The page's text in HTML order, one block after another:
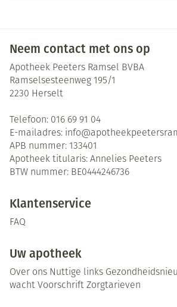
Neem contact met ons op
Apotheek Peeters Ramsel BVBA
Ramselsesteenweg 195/1
2230 Herselt
Telefoon: 016 69 91 04
E-mailadres: info@
APB nummer: 133401
Apotheek titularis: Annelies Peeters
BTW nummer: BE0444246736
Klantenservice
FAQ
Uw apotheek
Over ons Nuttige links
wacht Voorschrift Zorgtarieven